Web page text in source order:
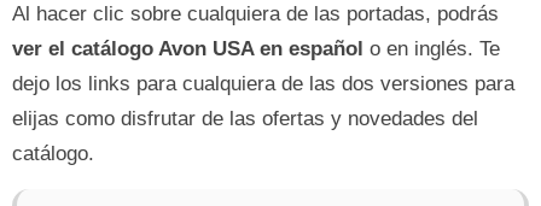
Al hacer clic sobre cualquiera de las portadas, podrás
ver el catálogo Avon USA en español o en inglés. Te
dejo los links para cualquiera de las dos versiones para
elijas como disfrutar de las ofertas y novedades del
catálogo.